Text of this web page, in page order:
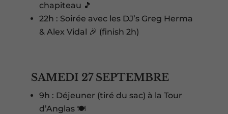
chapiteau 🎵
22h : Soirée avec les DJ’s Greg Herma
& Alex Vidal 🎉 (finish 2h)
SAMEDI 27 SEPTEMBRE
9h : Déjeuner (tiré du sac) à la Tour
d’Anglas 🍽️